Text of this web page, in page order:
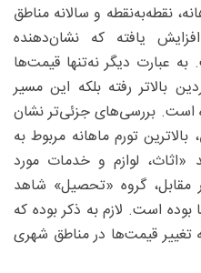
نقطه‌به‌نقطه و سالانه مناطق
یافته که نشان‌دهنده
عبارت دیگر نه‌تنها قیمت‌ها
بالاتر رفته بلکه این مسیر
بررسی‌های جزئی‌تر نشان
تورم ماهانه مربوط به
لوازم و خدمات مورد
مقابل، گروه «تحصیل» شاهد
است. لازم به ذکر بوده که
قیمت‌ها در مناطق شهری